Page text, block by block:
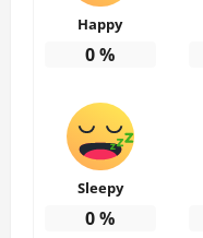
Happy
0%
Sleepy
0%